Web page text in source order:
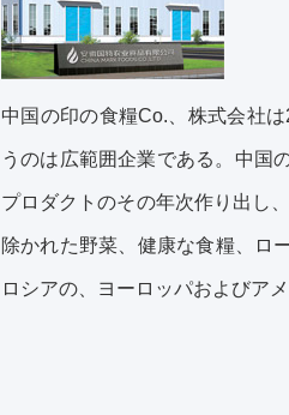
中国の印の食糧Co.、株式会社
うのは広範囲企業である。中国
プロダクトのその年次作り出し
除かれた野菜、健康な食糧、ロ
ロシアの、ヨーロッパおよびア